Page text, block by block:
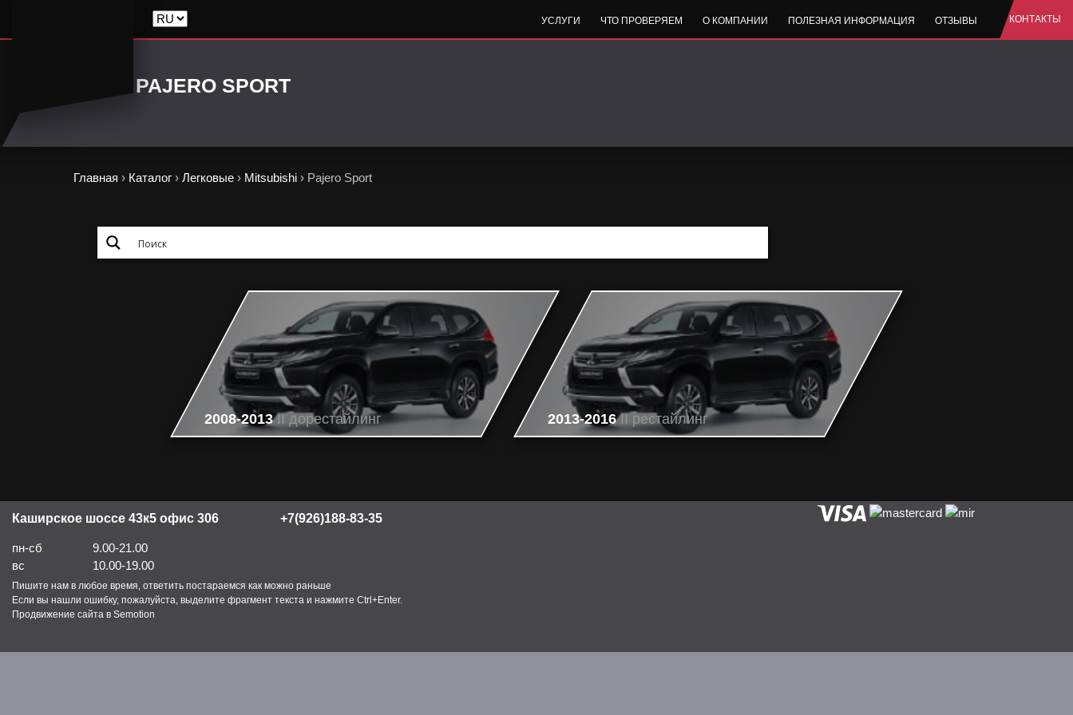
УСЛУГИ ЧТО ПРОВЕРЯЕМ О КОМПАНИИ ПОЛЕЗНАЯ ИНФОРМАЦИЯ ОТЗЫВЫ КОНТАКТЫ
PAJERO SPORT
Главная › Каталог › Легковые › Mitsubishi › Pajero Sport
2008-2013II дорестайлинг 2013-2016II рестайлинг
Каширское шоссе 43к5 офис 306
пн-сб
9.00-21.00
вс
10.00-19.00
Пишите нам в любое время, ответить постараемся как можно раньше
Если вы нашли ошибку, пожалуйста, выделите фрагмент текста и нажмите Ctrl+Enter.
Продвижение сайта в Semotion
+7(926)188-83-35